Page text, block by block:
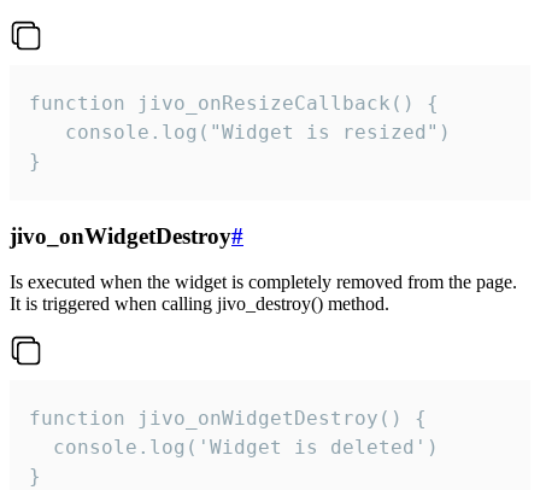
function jivo_onResizeCallback() {
   console.log("Widget is resized")
}
jivo_onWidgetDestroy#
Is executed when the widget is completely removed from the page.
It is triggered when calling jivo_destroy() method.
function jivo_onWidgetDestroy() {
  console.log('Widget is deleted')
}